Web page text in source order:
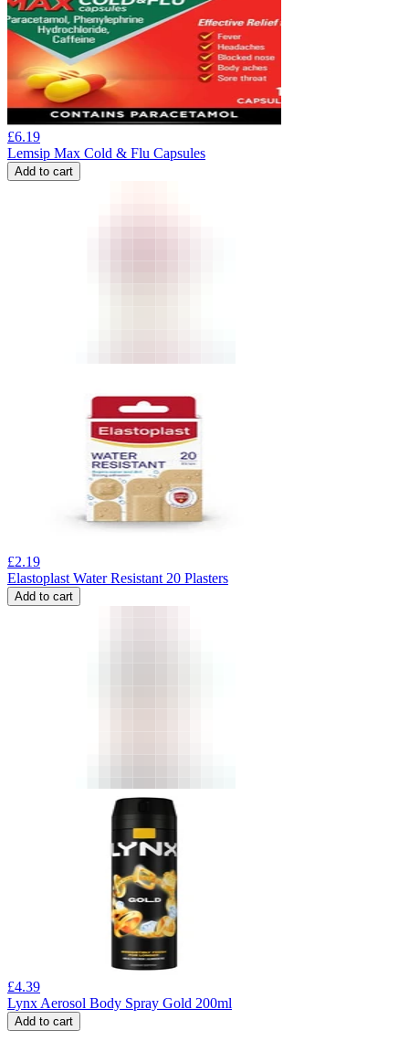
£6.19
Lemsip Max Cold & Flu Capsules
Add to cart
£2.19
Elastoplast Water Resistant 20 Plasters
Add to cart
£4.39
Lynx Aerosol Body Spray Gold 200ml
Add to cart